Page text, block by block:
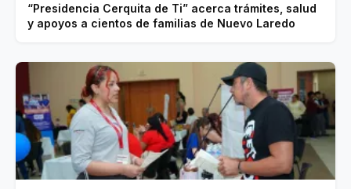
“Presidencia Cerquita de Ti” acerca trámites, salud
y apoyos a cientos de familias de Nuevo Laredo